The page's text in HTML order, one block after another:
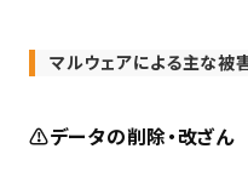
マルウェアによる主な被
⚠️データの削除・改ざん